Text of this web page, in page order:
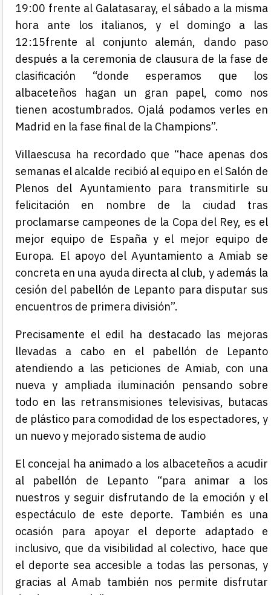
19:00 frente al Galatasaray, el sábado a la misma
hora ante los italianos, y el domingo a las
12:15frente al conjunto alemán, dando paso
después a la ceremonia de clausura de la fase de
clasificación “donde esperamos que los
albaceteños hagan un gran papel, como nos
tienen acostumbrados. Ojalá podamos verles en
Madrid en la fase final de la Champions”.
Villaescusa ha recordado que “hace apenas dos
semanas el alcalde recibió al equipo en el Salón de
Plenos del Ayuntamiento para transmitirle su
felicitación en nombre de la ciudad tras
proclamarse campeones de la Copa del Rey, es el
mejor equipo de España y el mejor equipo de
Europa. El apoyo del Ayuntamiento a Amiab se
concreta en una ayuda directa al club, y además la
cesión del pabellón de Lepanto para disputar sus
encuentros de primera división”.
Precisamente el edil ha destacado las mejoras
llevadas a cabo en el pabellón de Lepanto
atendiendo a las peticiones de Amiab, con una
nueva y ampliada iluminación pensando sobre
todo en las retransmisiones televisivas, butacas
de plástico para comodidad de los espectadores, y
un nuevo y mejorado sistema de audio
El concejal ha animado a los albaceteños a acudir
al pabellón de Lepanto “para animar a los
nuestros y seguir disfrutando de la emoción y el
espectáculo de este deporte. También es una
ocasión para apoyar el deporte adaptado e
inclusivo, que da visibilidad al colectivo, hace que
el deporte sea accesible a todas las personas, y
gracias al Amab también nos permite disfrutar